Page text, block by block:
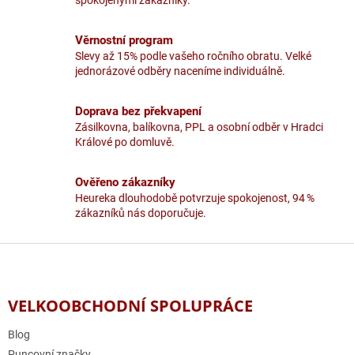
p
k
y
p
i
Věrnostní program
Slevy až 15% podle vašeho ročního obratu. Velké
jednorázové odběry naceníme individuálně.
Doprava bez překvapení
Zásilkovna, balíkovna, PPL a osobní odběr v Hradci
Králové po domluvě.
Ověřeno zákazníky
Heureka dlouhodobě potvrzuje spokojenost, 94 %
zákazníků nás doporučuje.
Z
VELKOOBCHODNÍ SPOLUPRÁCE
Blog